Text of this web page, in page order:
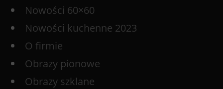
Nowości 60×60
Nowości kuchenne 2023
O firmie
Obrazy pionowe
Obrazy szklane